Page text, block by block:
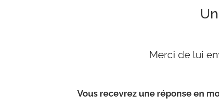
Merci de lui
Vous recevrez une réponse en